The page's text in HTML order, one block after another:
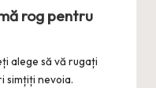
rog pentru
alege să vă rugați
simțiți nevoia.